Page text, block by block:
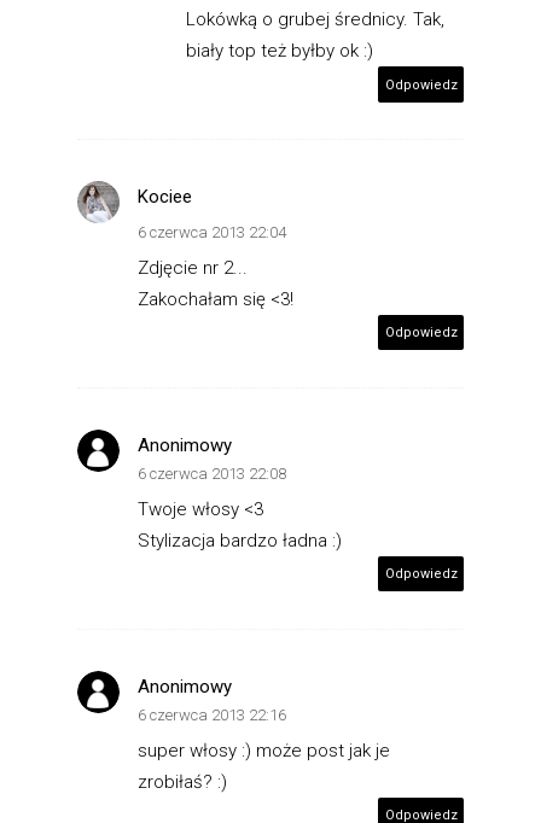
Lokówką o grubej średnicy. Tak,
biały top też byłby ok :)
Odpowiedz
Kociee
6 czerwca 2013 22:04
Zdjęcie nr 2...
Zakochałam się <3!
Odpowiedz
Anonimowy
6 czerwca 2013 22:08
Twoje włosy <3
Stylizacja bardzo ładna :)
Odpowiedz
Anonimowy
6 czerwca 2013 22:16
super włosy :) może post jak je
zrobiłaś? :)
Odpowiedz